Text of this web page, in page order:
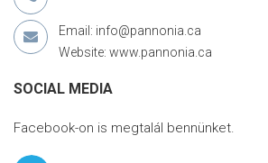
Email: info@pannonia.ca
Website: www.pannonia.ca
SOCIAL MEDIA
Facebook-on is megtalál bennünket.